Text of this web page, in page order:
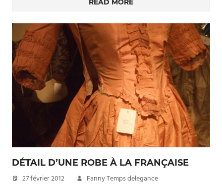
READ MORE
DÉTAIL D’UNE ROBE À LA FRANÇAISE
27 février 2012 Fanny Temps delegance